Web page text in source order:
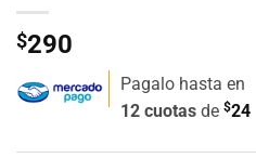
$290
Pagalo hasta en
12 cuotas de $24